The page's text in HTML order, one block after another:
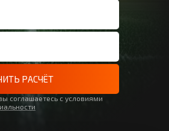
РАСЧЁТ
соглашаетесь с условиями